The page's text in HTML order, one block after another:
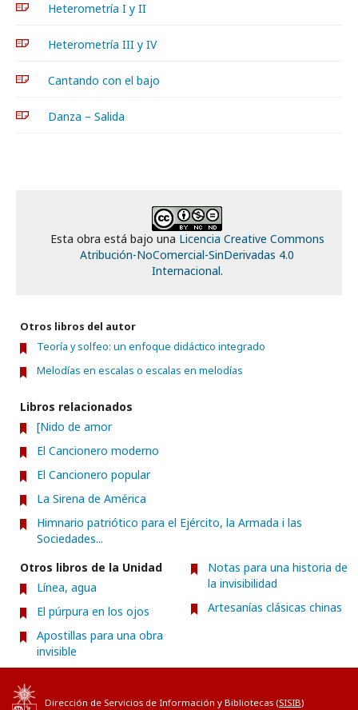
Heterometría I y II
Heterometría III y IV
Cantando con el bajo
Danza – Salida
Esta obra está bajo una Licencia Creative Commons
Atribución-NoComercial-SinDerivadas 4.0
Internacional.
Otros libros del autor
Teoría y solfeo: un enfoque didáctico integrado
Melodías en escalas o escalas en melodías
Libros relacionados
[Nido de amor
El Cancionero moderno
El Cancionero popular
La Sirena de América
Himnario patriótico para el Ejército, la Armada i las
Sociedades...
Otros libros de la Unidad
Línea, agua
El púrpura en los ojos
Apostillas para una obra
invisible
Notas para una historia de
la invisibilidad
Artesanías clásicas chinas
Dirección de Servicios de Información y Bibliotecas (SISIB)